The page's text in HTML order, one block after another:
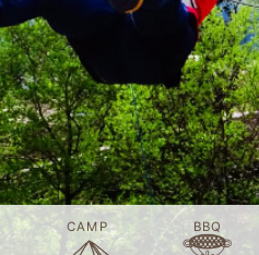
CAMP BBQ